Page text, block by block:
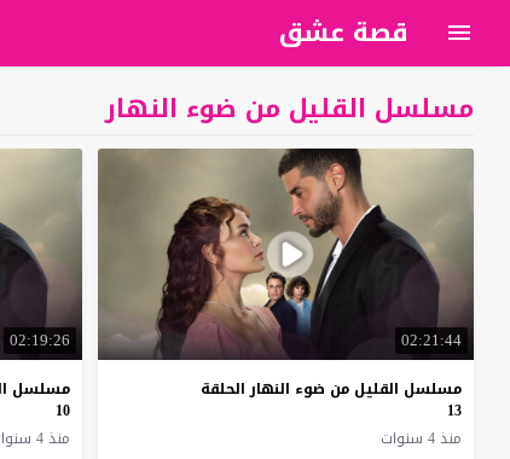
قصة عشق
مسلسل القليل من ضوء النهار
02:21:44
مسلسل القليل من ضوء النهار الحلقة
13
منذ 4 سنوات
02:19:26
مسلسل
10
منذ 4 سنوات